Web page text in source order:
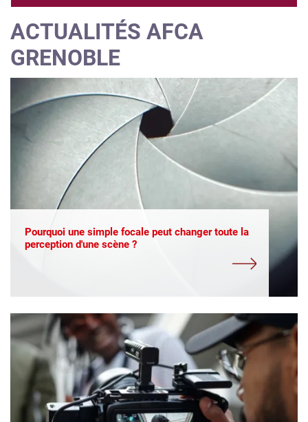
ACTUALITÉS AFCA
GRENOBLE
Pourquoi une simple focale peut changer toute la
perception d'une scène ?